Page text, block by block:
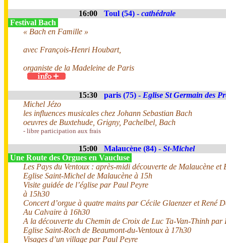
16:00 Toul (54) - cathédrale
Festival Bach
« Bach en Famille »
avec François-Henri Houbart,
organiste de la Madeleine de Paris
15:30 paris (75) - Eglise St Germain des
Michel Jézo
les influences musicales chez Johann Sebastian Bach
oeuvres de Buxtehude, Grigny, Pachelbel, Bach
- libre participation aux frais
15:00 Malaucène (84) - St-Michel
Une Route des Orgues en Vaucluse
Les Pays du Ventoux : après-midi découverte de Malaucène et
Eglise Saint-Michel de Malaucène à 15h
Visite guidée de l’église par Paul Peyre
à 15h30
Concert d’orgue à quatre mains par Cécile Glaenzer et René
Au Calvaire à 16h30
A la découverte du Chemin de Croix de Luc Ta-Van-Thinh par
Eglise Saint-Roch de Beaumont-du-Ventoux à 17h30
Visages d’un village par Paul Peyre